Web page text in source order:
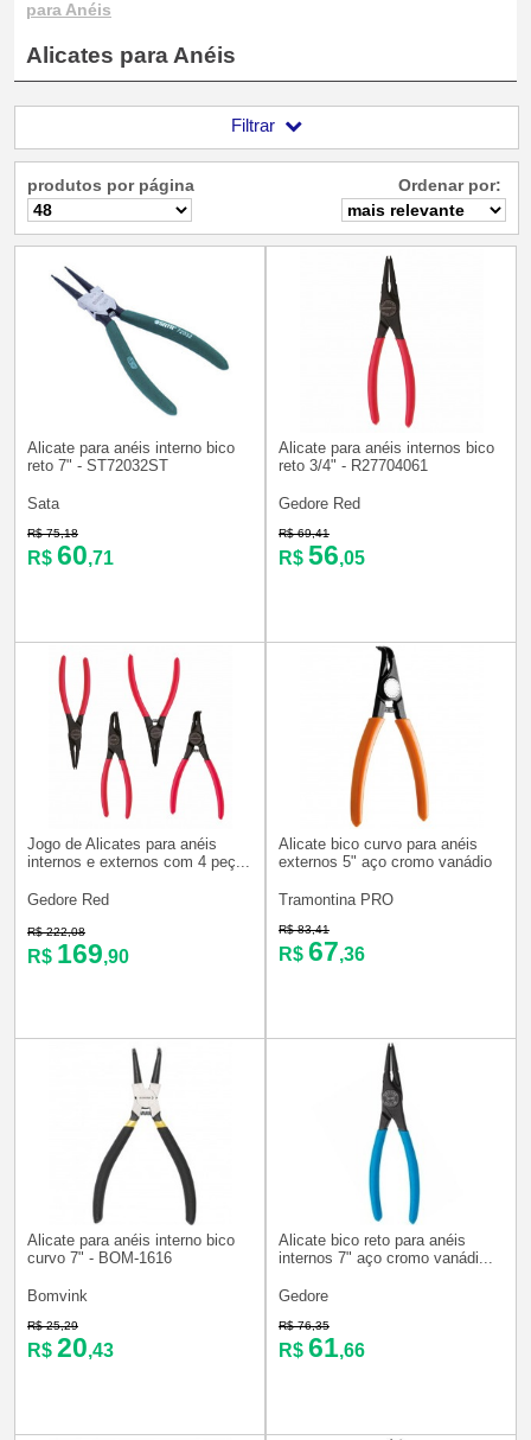
para Anéis
Alicates para Anéis
Filtrar
produtos por página Ordenar por:
Alicate para anéis interno bico
reto 7" - ST72032ST
Sata
R$ 75,18
R$ 60,71
Alicate para anéis internos bico
reto 3/4" - R27704061
Gedore Red
R$ 69,41
R$ 56,05
Jogo de Alicates para anéis
internos e externos com 4 peç...
Gedore Red
R$ 222,08
R$ 169,90
Alicate bico curvo para anéis
externos 5" aço cromo vanádio
Tramontina PRO
R$ 83,41
R$ 67,36
Alicate para anéis interno bico
curvo 7" - BOM-1616
Bomvink
R$ 25,29
R$ 20,43
Alicate bico reto para anéis
internos 7" aço cromo vanádi...
Gedore
R$ 76,35
R$ 61,66